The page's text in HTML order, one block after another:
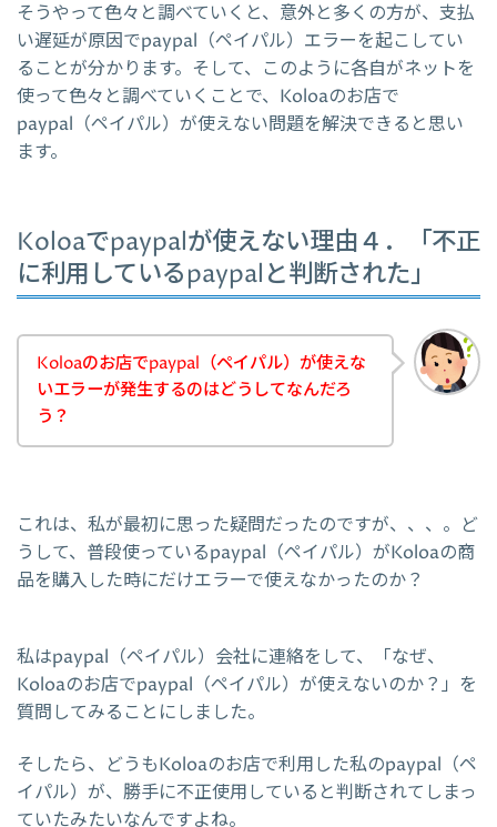
そうやって色々と調べていくと、意外と多くの方が、支払
い遅延が原因でpaypal（ペイパル）エラーを起こしてい
ることが分かります。そして、このように各自がネットを
使って色々と調べていくことで、Koloaのお店で
paypal（ペイパル）が使えない問題を解決できると思い
ます。
Koloaでpaypalが使えない理由４．「不正
に利用しているpaypalと判断された」
Koloaのお店でpaypal（ペイパル）が使えな
いエラーが発生するのはどうしてなんだろ
う？
これは、私が最初に思った疑問だったのですが、、、。ど
うして、普段使っているpaypal（ペイパル）がKoloaの商
品を購入した時にだけエラーで使えなかったのか？
私はpaypal（ペイパル）会社に連絡をして、「なぜ、
Koloaのお店でpaypal（ペイパル）が使えないのか？」を
質問してみることにしました。
そしたら、どうもKoloaのお店で利用した私のpaypal（ペ
イパル）が、勝手に不正使用していると判断されてしまっ
ていたみたいなんですよね。